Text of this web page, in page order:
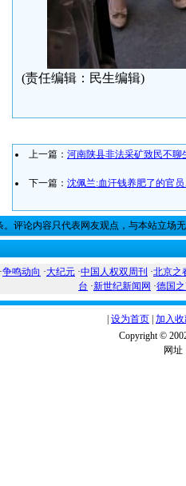
(责任编辑：民生编辑)
上一篇： 河南陕县非法采矿致民不
下一篇： 沈佩兰:血汗钱养肥了的官
。评论内容只代表网友观点，与本站立场
·争鸣动向 ·大纪元 ·中国人权双周刊 ·北京之
台 ·新世纪新闻网 ·德国
设为首页 加入
Copyright ©
网址